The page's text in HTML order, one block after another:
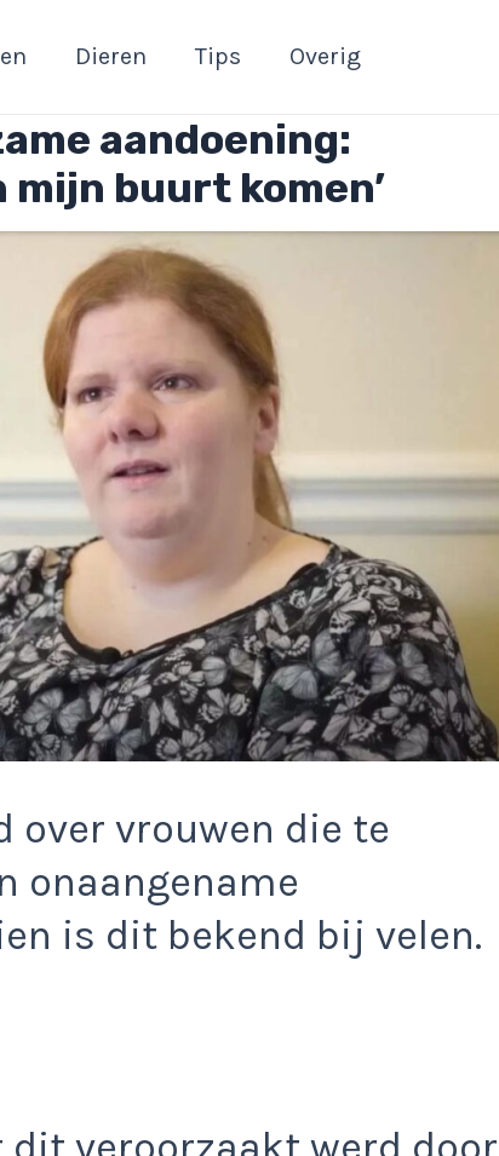
Dieren Tips Overig
aandoening:
mijn buurt komen’
over vrouwen die te
onaangename
is dit bekend bij velen.